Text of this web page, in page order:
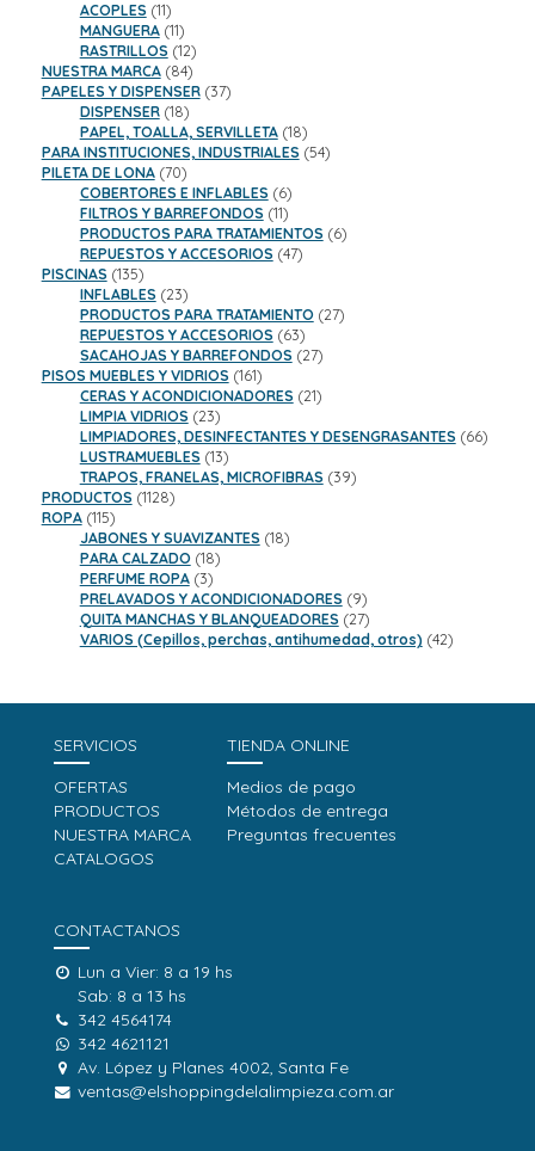
ACOPLES 1111
productos
MANGUERA 1111
productos
RASTRILLOS 1212
productos
NUESTRA MARCA 8484
productos
PAPELES Y DISPENSER 3737
DISPENSER 1818
productos
PAPEL, TOALLA, SERVILLETA 1818
productos
PARA INSTITUCIONES, INDUSTRIALES 5454
PILETA DE LONA 7070
productos
COBERTORES E INFLABLES 66
productos
FILTROS Y BARREFONDOS 1111
productos
PRODUCTOS PARA TRATAMIENTOS 66
REPUESTOS Y ACCESORIOS 4747
PISCINAS 135135
productos
INFLABLES 2323
productos
PRODUCTOS PARA TRATAMIENTO 2727
REPUESTOS Y ACCESORIOS 6363
productos
SACAHOJAS Y BARREFONDOS 2727
PISOS MUEBLES Y VIDRIOS 161161
productos
CERAS Y ACONDICIONADORES 2121
LIMPIA VIDRIOS 2323
productos
LIMPIADORES, DESINFECTANTES Y DESENGRASANTES 6666
LUSTRAMUEBLES 1313
productos
TRAPOS, FRANELAS, MICROFIBRAS 3939
PRODUCTOS 11281128
ROPA 115115
productos
JABONES Y SUAVIZANTES 1818
PARA CALZADO 1818
PERFUME ROPA 33
productos
PRELAVADOS Y ACONDICIONADORES 99
productos
QUITA MANCHAS Y BLANQUEADORES 2727
productos
VARIOS (Cepillos, perchas, antihumedad, otros) 4242
SERVICIOS
OFERTAS
PRODUCTOS
NUESTRA MARCA
CATALOGOS
TIENDA ONLINE
Medios de pago
Métodos de entrega
Preguntas frecuentes
CONTACTANOS
Lun a Vier: 8 a 19 hs
Sab: 8 a 13 hs
342 4564174
342 4621121
Av. López y Planes 4002, Santa Fe
ventas@elshoppingdelalimpieza.com.ar